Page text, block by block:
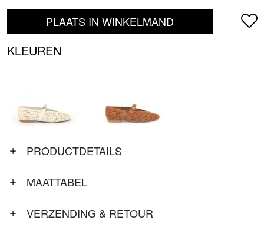
PLAATS IN WINKELMAND
KLEUREN
PRODUCTDETAILS
MAATTABEL
VERZENDING & RETOUR